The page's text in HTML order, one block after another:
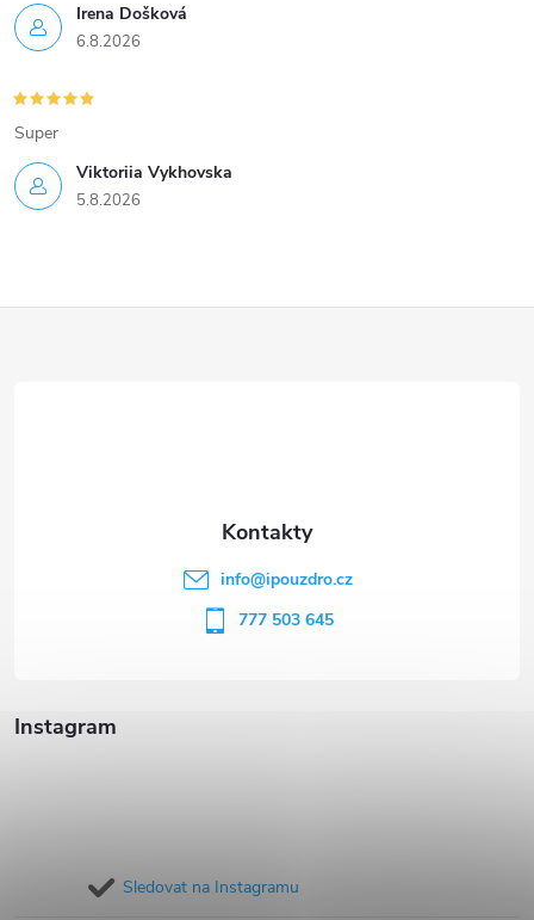
Irena Došková
6.8.2026
Viktoriia Vykhovska
5.8.2026
Super
Instagram
Sledovat na Instagramu
info@ipouzdro.cz
777 503 645